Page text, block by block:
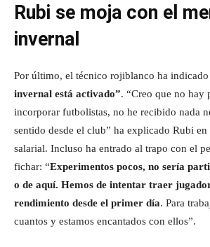
Rubi se moja con el
invernal
Por último, el técnico rojiblanco ha indicado
invernal está activado”. “Creo que no hay
incorporar futbolistas, no he recibido nada
sentido desde el club” ha explicado Rubi
salarial. Incluso ha entrado al trapo con el
fichar: “Experimentos pocos, no sería
o de aquí. Hemos de intentar traer
rendimiento desde el primer día. Para
cuantos y estamos encantados con ellos”.